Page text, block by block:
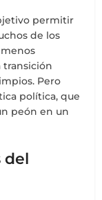
permitir
de los
transición
Pero
política, que
peón en un
del